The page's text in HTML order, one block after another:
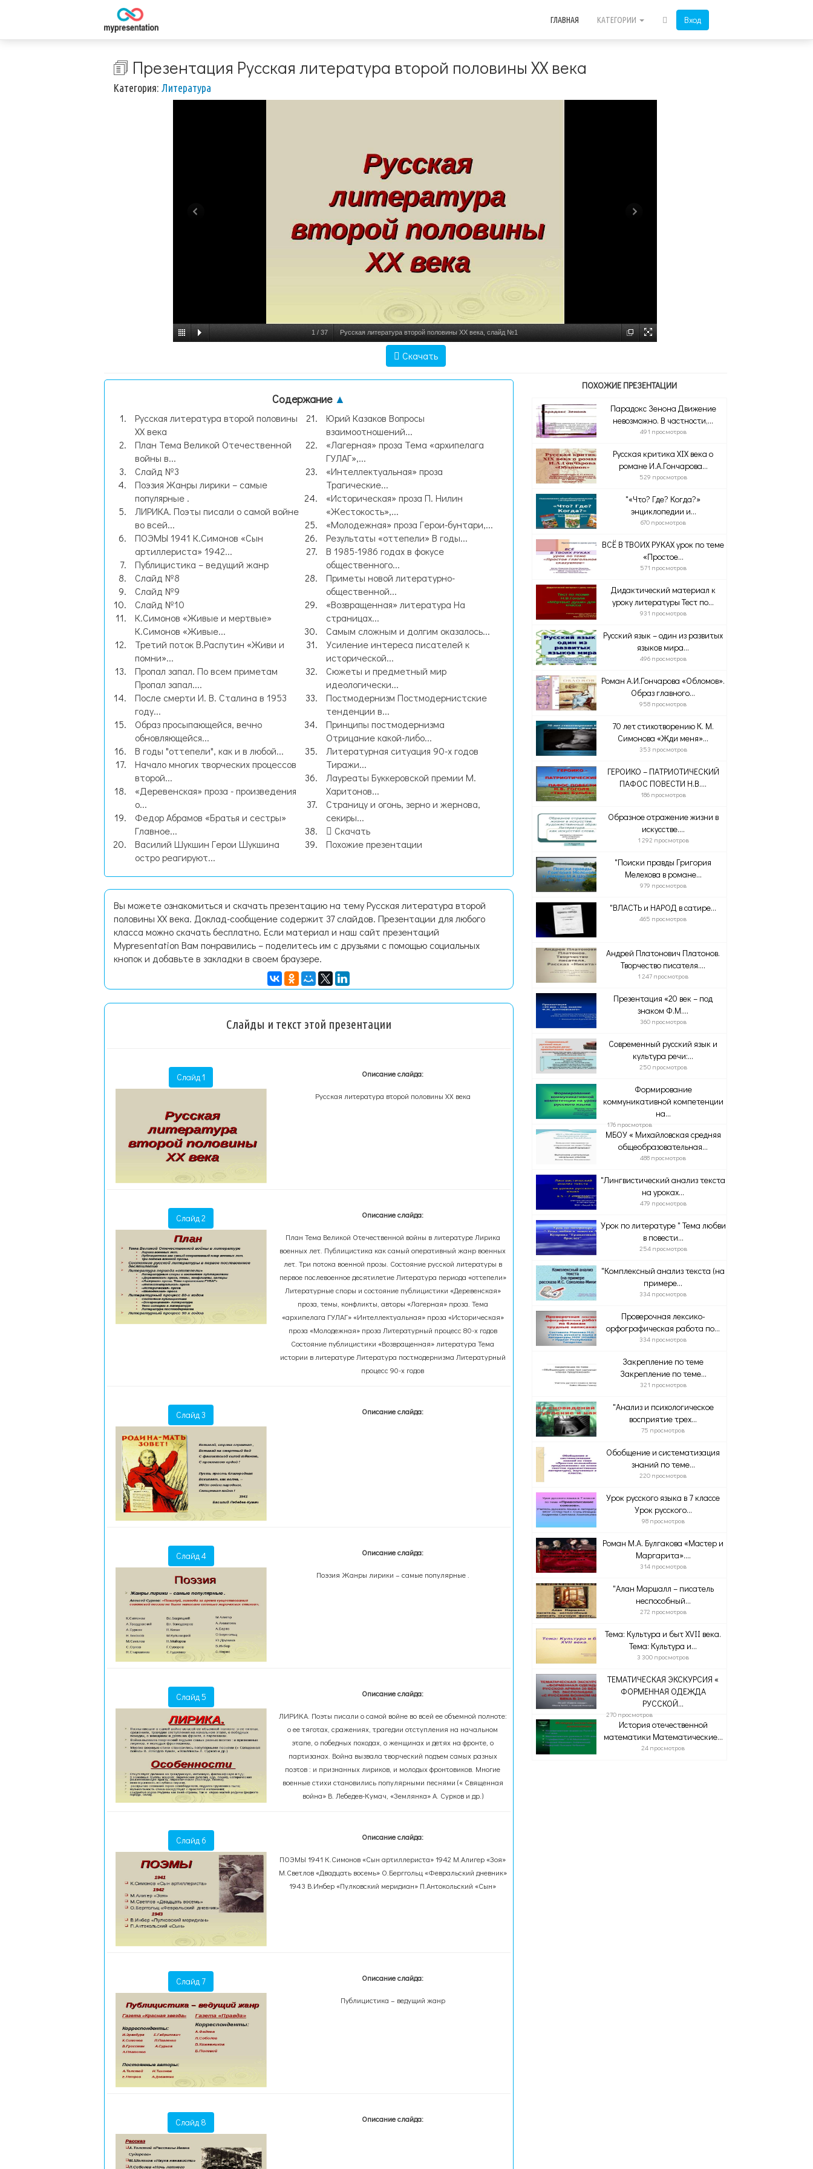
Вход
ГЛАВНАЯ КАТЕГОРИИ
🗊 Презентация Русская литература второй половины XX века
Категория: Литература
1 / 37 Русская литература второй половины XX века, слайд №1
Скачать
Содержание ▲
Русская литература второй половины
XX века
План Тема Великой Отечественной
войны в...
Слайд №3
Поэзия Жанры лирики – самые
популярные .
ЛИРИКА. Поэты писали о самой войне
во всей...
ПОЭМЫ 1941 К.Симонов «Сын
артиллериста» 1942...
Публицистика – ведущий жанр
Слайд №8
Слайд №9
Слайд №10
К.Симонов «Живые и мертвые»
К.Симонов «Живые...
Третий поток В.Распутин «Живи и
помни»...
Пропал запал. По всем приметам
Пропал запал....
После смерти И. В. Сталина в 1953
году...
Образ просыпающейся, вечно
обновляющейся...
В годы "оттепели", как и в любой...
Начало многих творческих процессов
второй...
«Деревенская» проза - произведения
о...
Федор Абрамов «Братья и сестры»
Главное...
Василий Шукшин Герои Шукшина
остро реагируют...
Юрий Казаков Вопросы
взаимоотношений...
«Лагерная» проза Тема «архипелага
ГУЛАГ»,...
«Интеллектуальная» проза
Трагические...
«Историческая» проза П. Нилин
«Жестокость»,...
«Молодежная» проза Герои-бунтари,...
Результаты «оттепели» В годы...
В 1985-1986 годах в фокусе
общественного...
Приметы новой литературно-
общественной...
«Возвращенная» литература На
страницах...
Самым сложным и долгим оказалось...
Усиление интереса писателей к
исторической...
Сюжеты и предметный мир
идеологически...
Постмодернизм Постмодернистские
тенденции в...
Принципы постмодернизма
Отрицание какой-либо...
Литературная ситуация 90-х годов
Тиражи...
Лауреаты Буккеровской премии М.
Харитонов...
Страницу и огонь, зерно и жернова,
секиры...
Скачать
Похожие презентации
Вы можете ознакомиться и скачать презентацию на тему Русская литература второй
половины XX века. Доклад-сообщение содержит 37 слайдов. Презентации для любого
класса можно скачать бесплатно. Если материал и наш сайт презентаций
Mypresentation Вам понравились – поделитесь им с друзьями с помощью социальных
кнопок и добавьте в закладки в своем браузере.
Слайды и текст этой презентации
Слайд 1 Описание слайда:
Русская литература второй половины XX века
Слайд 2 Описание слайда:
План Тема Великой Отечественной войны в литературе Лирика
военных лет. Публицистика как самый оперативный жанр военных
лет. Три потока военной прозы. Состояние русской литературы в
первое послевоенное десятилетие Литература периода «оттепели»
Литературные споры и состояние публицистики «Деревенская»
проза, темы, конфликты, авторы «Лагерная» проза. Тема
«архипелага ГУЛАГ» «Интеллектуальная» проза «Историческая»
проза «Молодежная» проза Литературный процесс 80-х годов
Состояние публицистики «Возвращенная» литература Тема
истории в литературе Литература постмодернизма Литературный
процесс 90-х годов
Слайд 3 Описание слайда:
Слайд 4 Описание слайда:
Поэзия Жанры лирики – самые популярные .
Слайд 5 Описание слайда:
ЛИРИКА. Поэты писали о самой войне во всей ее объемной полноте:
о ее тяготах, сражениях, трагедии отступления на начальном
этапе, о победных походах, о женщинах и детях на фронте, о
партизанах. Война вызвала творческий подъем самых разных
поэтов : и признанных лириков, и молодых фронтовиков. Многие
военные стихи становились популярными песнями (« Священная
война» В. Лебедев-Кумач, «Землянка» А. Сурков и др.)
Слайд 6 Описание слайда:
ПОЭМЫ 1941 К.Симонов «Сын артиллериста» 1942 М.Алигер «Зоя»
М.Светлов «Двадцать восемь» О.Берггольц «Февральский дневник»
1943 В.Инбер «Пулковский меридиан» П.Антокольский «Сын»
Слайд 7 Описание слайда:
Публицистика – ведущий жанр
Слайд 8 Описание слайда:
ПОХОЖИЕ ПРЕЗЕНТАЦИИ
Парадокс Зенона Движение
невозможно. В частности,...
491 просмотров
Русская критика XIX века о
романе И.А.Гончарова...
529 просмотров
"«Что? Где? Когда?»
энциклопедии и...
670 просмотров
ВСЁ В ТВОИХ РУКАХ урок по теме
«Простое...
571 просмотров
Дидактический материал к
уроку литературы Тест по...
931 просмотров
Русский язык – один из развитых
языков мира...
496 просмотров
Роман А.И.Гончарова «Обломов».
Образ главного...
958 просмотров
70 лет стихотворению К. М.
Симонова «Жди меня»...
353 просмотров
ГЕРОИКО – ПАТРИОТИЧЕСКИЙ
ПАФОС ПОВЕСТИ Н.В....
186 просмотров
Образное отражение жизни в
искусстве....
1 292 просмотров
"Поиски правды Григория
Мелехова в романе...
979 просмотров
"ВЛАСТЬ и НАРОД в сатире...
465 просмотров
Андрей Платонович Платонов.
Творчество писателя....
1 247 просмотров
Презентация «20 век – под
знаком Ф.М....
360 просмотров
Современный русский язык и
культура речи:...
250 просмотров
Формирование
коммуникативной компетенции
на...
176 просмотров
МБОУ « Михайловская средняя
общеобразовательная...
488 просмотров
"Лингвистический анализ текста
на уроках...
479 просмотров
Урок по литературе " Тема любви
в повести...
254 просмотров
"Комплексный анализ текста (на
примере...
334 просмотров
Проверочная лексико-
орфографическая работа по...
334 просмотров
Закрепление по теме
Закрепление по теме...
321 просмотров
"Анализ и психологическое
восприятие трех...
75 просмотров
Обобщение и систематизация
знаний по теме...
220 просмотров
Урок русского языка в 7 классе
Урок русского...
98 просмотров
Роман М.А. Булгакова «Мастер и
Маргарита»....
314 просмотров
"Алан Маршалл – писатель
неспособный...
272 просмотров
Тема: Культура и быт XVII века.
Тема: Культура и...
3 300 просмотров
ТЕМАТИЧЕСКАЯ ЭКСКУРСИЯ «
ФОРМЕННАЯ ОДЕЖДА
РУССКОЙ...
270 просмотров
История отечественной
математики Математические...
24 просмотров